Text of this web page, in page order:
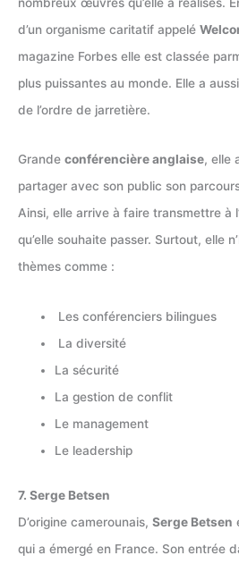
d’un organisme caritatif appelé
magazine Forbes elle est classée
plus puissantes au monde. Elle a
de l’ordre de jarretière.
Grande conférencière anglaise, elle
partager avec son public son
Ainsi, elle arrive à faire transmettre à
qu’elle souhaite passer. Surtout, elle
thèmes comme :
Les conférenciers bilingues
La diversité
La sécurité
La gestion de conflit
Le management
Le leadership
7. Serge Betsen
D’origine camerounais, Serge Betsen
qui a émergé en France. Son entrée